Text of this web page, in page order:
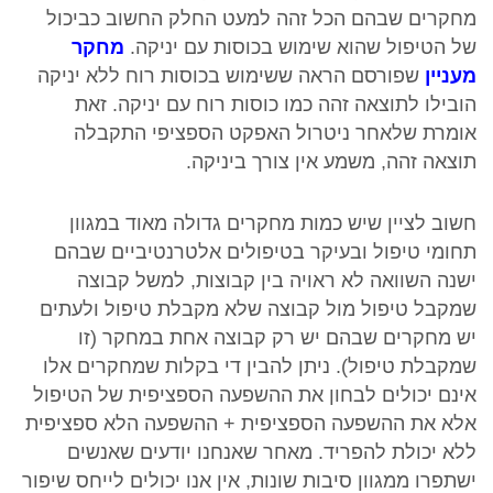
מחקרים שבהם הכל זהה למעט החלק החשוב כביכול
של הטיפול שהוא שימוש בכוסות עם יניקה. מחקר
מעניין שפורסם הראה ששימוש בכוסות רוח ללא יניקה
הובילו לתוצאה זהה כמו כוסות רוח עם יניקה. זאת
אומרת שלאחר ניטרול האפקט הספציפי התקבלה
תוצאה זהה, משמע אין צורך ביניקה.
חשוב לציין שיש כמות מחקרים גדולה מאוד במגוון
תחומי טיפול ובעיקר בטיפולים אלטרנטיביים שבהם
ישנה השוואה לא ראויה בין קבוצות, למשל קבוצה
שמקבל טיפול מול קבוצה שלא מקבלת טיפול ולעתים
יש מחקרים שבהם יש רק קבוצה אחת במחקר (זו
שמקבלת טיפול). ניתן להבין די בקלות שמחקרים אלו
אינם יכולים לבחון את ההשפעה הספציפית של הטיפול
אלא את ההשפעה הספציפית + ההשפעה הלא ספציפית
ללא יכולת להפריד. מאחר שאנחנו יודעים שאנשים
ישתפרו ממגוון סיבות שונות, אין אנו יכולים לייחס שיפור